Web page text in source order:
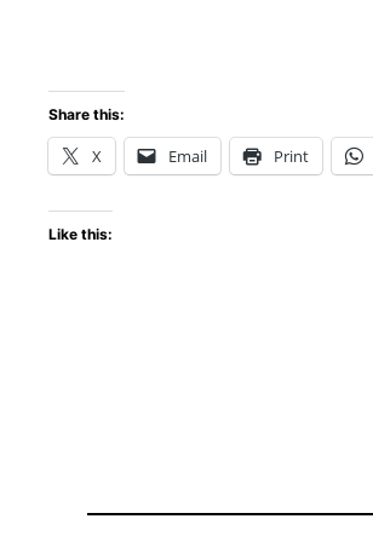
Share this:
X Email Print
Like this: